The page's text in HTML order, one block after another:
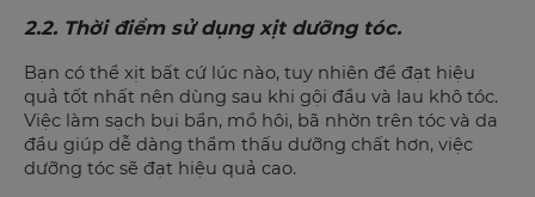
2.2. Thời điểm sử dụng xịt dưỡng tóc.
Bạn có thể xịt bất cứ lúc nào, tuy nhiên để đạt hiệu
quả tốt nhất nên dùng sau khi gội đầu và lau khô tóc.
Việc làm sạch bụi bẩn, mồ hôi, bã nhờn trên tóc và da
đầu giúp dễ dàng thẩm thấu dưỡng chất hơn, việc
dưỡng tóc sẽ đạt hiệu quả cao.